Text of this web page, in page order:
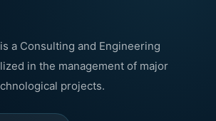
a Consulting and Engineering
in the management of major
projects.